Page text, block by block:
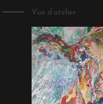
Vue d’atelier